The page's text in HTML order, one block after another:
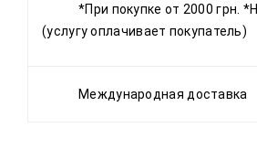
*При покупке от 2000 грн.
(услугу оплачивает покупатель)
Международная доставка